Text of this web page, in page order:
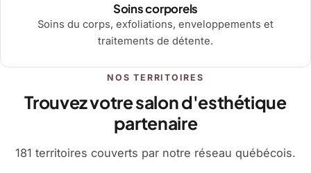
Soins corporels
Soins du corps, exfoliations, enveloppements et
traitements de détente.
NOS TERRITOIRES
Trouvez votre salon d'esthétique
partenaire
181 territoires couverts par notre réseau québécois.